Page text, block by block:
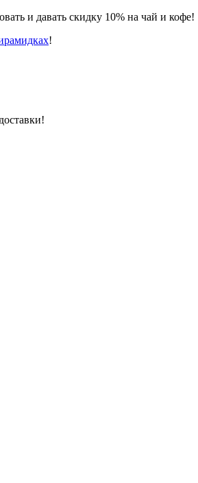
и давать скидку 10% на чай и кофе!
!